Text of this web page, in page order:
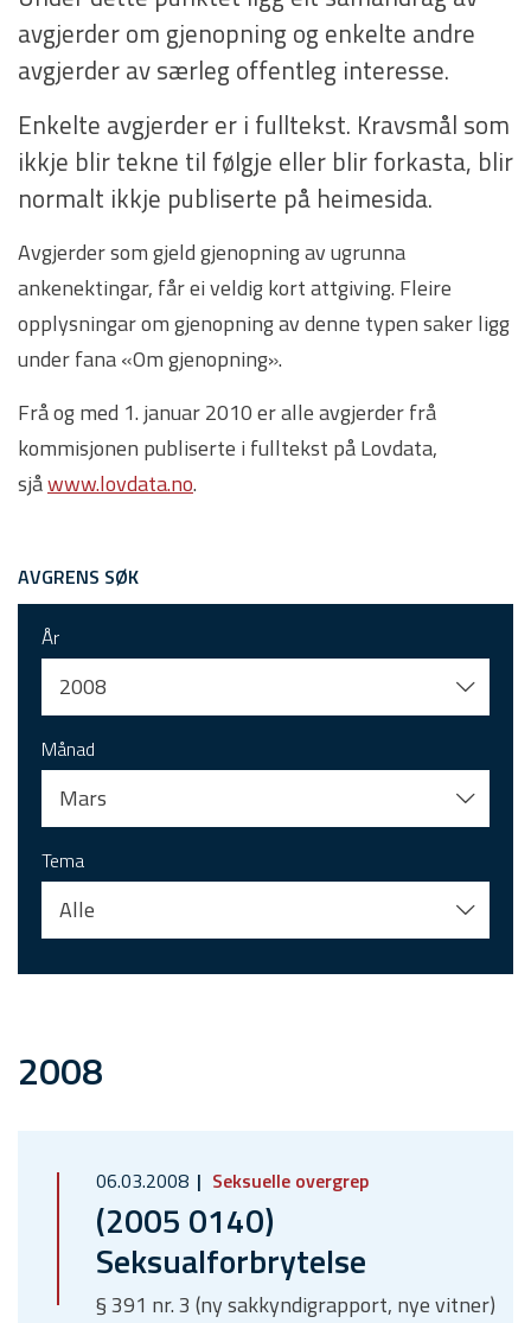
avgjerder om gjenopning og enkelte andre
avgjerder av særleg offentleg interesse.
Enkelte avgjerder er i fulltekst. Kravsmål som
ikkje blir tekne til følgje eller blir forkasta, blir
normalt ikkje publiserte på heimesida.
Avgjerder som gjeld gjenopning av ugrunna
ankenektingar, får ei veldig kort attgiving. Fleire
opplysningar om gjenopning av denne typen saker ligg
under fana «Om gjenopning».
Frå og med 1. januar 2010 er alle avgjerder frå
kommisjonen publiserte i fulltekst på Lovdata,
sjåwww.lovdata.no.
AVGRENS SØK
År
2008
Månad
Mars
Tema
Alle
2008
06.03.2008 Seksuelle overgrep
(2005 0140)
Seksualforbrytelse
§ 391 nr. 3 (ny sakkyndigrapport, nye vitner)